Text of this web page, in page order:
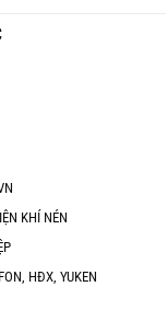
KHÍ NÉN
HĐX, YUKEN